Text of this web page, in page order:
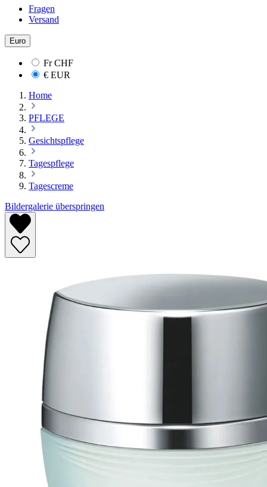
Fragen
Versand
Euro
FrCHF
€ EUR
Home
PFLEGE
Gesichtspflege
Tagespflege
Tagescreme
Bildergalerie überspringen